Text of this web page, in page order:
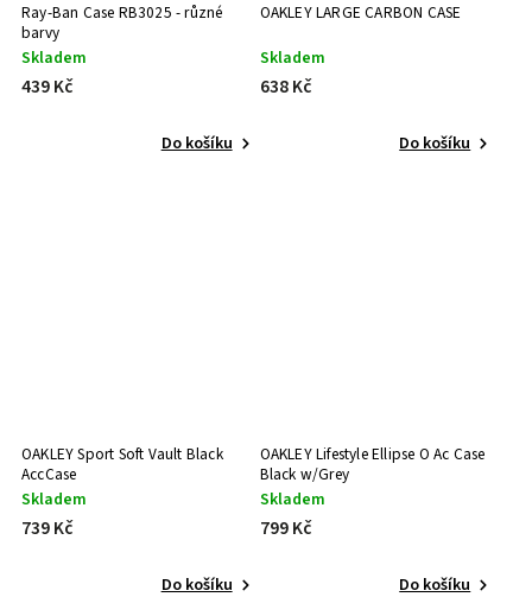
Ray-Ban Case RB3025 - různé
barvy
Skladem
439 Kč
Do košíku
OAKLEY LARGE CARBON CASE
Skladem
638 Kč
Do košíku
OAKLEY Sport Soft Vault Black
AccCase
Skladem
739 Kč
Do košíku
OAKLEY Lifestyle Ellipse O Ac Case
Black w/Grey
Skladem
799 Kč
Do košíku